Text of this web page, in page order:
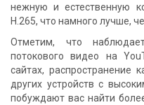
нежную и естественную
H.265, что намного лучше,
Отметим, что
потокового видео на
сайтах, распространение
других устройств с
побуждают вас найти